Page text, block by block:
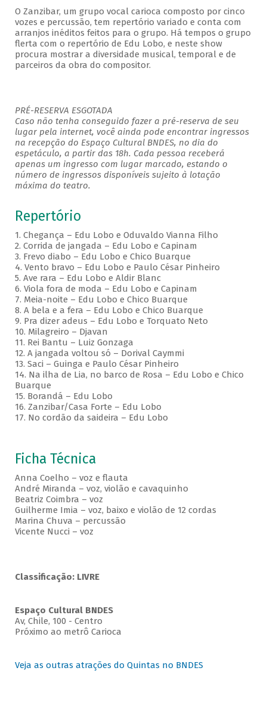
O Zanzibar, um grupo vocal carioca composto por cinco
vozes e percussão, tem repertório variado e conta com
arranjos inéditos feitos para o grupo. Há tempos o grupo
flerta com o repertório de Edu Lobo, e neste show
procura mostrar a diversidade musical, temporal e de
parceiros da obra do compositor.
PRÉ-RESERVA ESGOTADA
Caso não tenha conseguido fazer a pré-reserva de seu
lugar pela internet, você ainda pode encontrar ingressos
na recepção do Espaço Cultural BNDES, no dia do
espetáculo, a partir das 18h. Cada pessoa receberá
apenas um ingresso com lugar marcado, estando o
número de ingressos disponíveis sujeito à lotação
máxima do teatro.
Repertório
1. Chegança – Edu Lobo e Oduvaldo Vianna Filho
2. Corrida de jangada – Edu Lobo e Capinam
3. Frevo diabo – Edu Lobo e Chico Buarque
4. Vento bravo – Edu Lobo e Paulo César Pinheiro
5. Ave rara – Edu Lobo e Aldir Blanc
6. Viola fora de moda – Edu Lobo e Capinam
7. Meia-noite – Edu Lobo e Chico Buarque
8. A bela e a fera – Edu Lobo e Chico Buarque
9. Pra dizer adeus – Edu Lobo e Torquato Neto
10. Milagreiro – Djavan
11. Rei Bantu – Luiz Gonzaga
12. A jangada voltou só – Dorival Caymmi
13. Saci – Guinga e Paulo César Pinheiro
14. Na ilha de Lia, no barco de Rosa – Edu Lobo e Chico
Buarque
15. Borandá – Edu Lobo
16. Zanzibar/Casa Forte – Edu Lobo
17. No cordão da saideira – Edu Lobo
Ficha Técnica
Anna Coelho – voz e flauta
André Miranda – voz, violão e cavaquinho
Beatriz Coimbra – voz
Guilherme Imia – voz, baixo e violão de 12 cordas
Marina Chuva – percussão
Vicente Nucci – voz
Classificação: LIVRE
Espaço Cultural BNDES
Av, Chile, 100 - Centro
Próximo ao metrô Carioca
Veja as outras atrações do Quintas no BNDES